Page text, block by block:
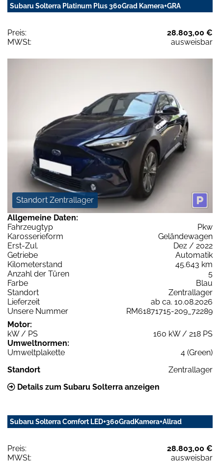
Subaru Solterra Platinum Plus 360Grad Kamera+GRA
Preis:
28.803,00 €
MWSt:
ausweisbar
Standort Zentrallager
Allgemeine Daten:
Fahrzeugtyp
Pkw
Karosserieform
Geländewagen
Erst-Zul.
Dez / 2022
Getriebe
Automatik
Kilometerstand
45.643 km
Anzahl der Türen
5
Farbe
Blau
Standort
Zentrallager
Lieferzeit
ab ca. 10.08.2026
Unsere Nummer
RM61871715-209_72289
Motor:
kW / PS
160 kW / 218 PS
Umweltnormen:
Umweltplakette
4 (Green)
Standort
Zentrallager
Details zum Subaru Solterra anzeigen
Subaru Solterra Comfort LED+360GradKamera+Allrad
Preis:
28.803,00 €
MWSt:
ausweisbar